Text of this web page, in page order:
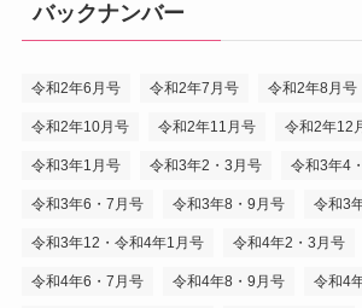
バックナンバー
令和2年6月号 令和2年7月号 令和2年8月号
令和2年10月号 令和2年11月号 令和2年12
令和3年1月号 令和3年2・3月号 令和3年4
令和3年6・7月号 令和3年8・9月号 令和3
令和3年12・令和4年1月号 令和4年2・3月号
令和4年6・7月号 令和4年8・9月号 令和4